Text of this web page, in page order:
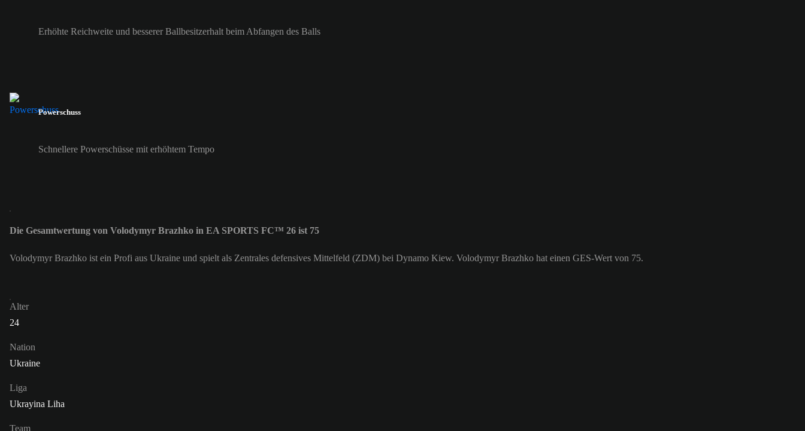
Erhöhte Reichweite und besserer Ballbesitzerhalt beim Abfangen des Balls
Powerschuss
Schnellere Powerschüsse mit erhöhtem Tempo
Die Gesamtwertung von Volodymyr Brazhko in EA SPORTS FC™ 26 ist 75
Volodymyr Brazhko ist ein Profi aus Ukraine und spielt als Zentrales defensives Mittelfeld (ZDM) bei Dynamo Kiew. Volodymyr Brazhko hat einen GES-Wert von 75.
Alter
24
Nation
Ukraine
Liga
Ukrayina Liha
Team